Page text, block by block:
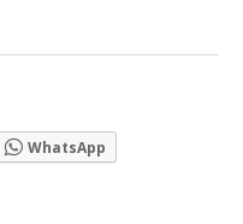
WhatsApp